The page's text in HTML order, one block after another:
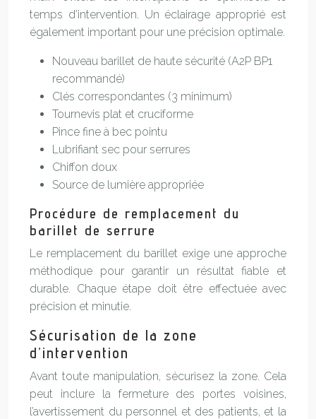
temps d’intervention. Un éclairage approprié est
également important pour une précision optimale.
Nouveau barillet de haute sécurité (A2P BP1
recommandé)
Clés correspondantes (3 minimum)
Tournevis plat et cruciforme
Pince fine à bec pointu
Lubrifiant sec pour serrures
Chiffon doux
Source de lumière appropriée
Procédure de remplacement du
barillet de serrure
Le remplacement du barillet exige une approche
méthodique pour garantir un résultat fiable et
durable. Chaque étape doit être effectuée avec
précision et minutie.
Sécurisation de la zone
d’intervention
Avant toute manipulation, sécurisez la zone. Cela
peut inclure la fermeture des portes voisines,
l’avertissement du personnel et des patients, et la